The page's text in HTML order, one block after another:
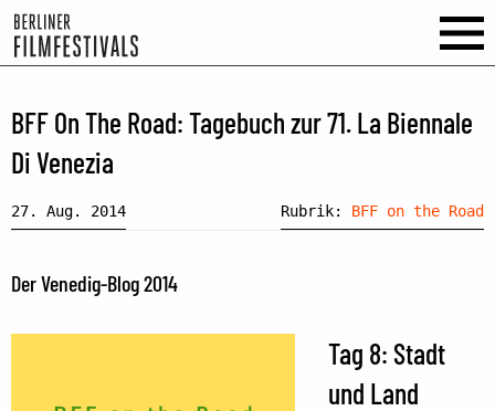
BFF On The Road: Tagebuch zur 71. La Biennale
Di Venezia
27. Aug. 2014 Rubrik: BFF on the Road
Der Venedig-Blog 2014
Tag 8: Stadt
und Land